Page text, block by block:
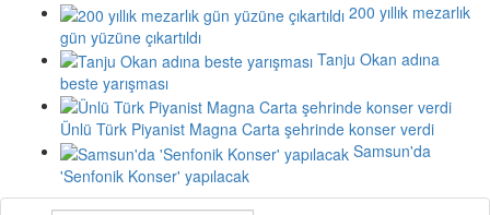
200 yıllık mezarlık
gün yüzüne çıkartıldı
Tanju Okan adına
beste yarışması
Ünlü Türk Piyanist Magna Carta şehrinde konser verdi
Samsun'da
'Senfonik Konser' yapılacak